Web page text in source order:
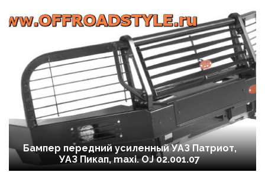
Бампер передний усиленный УАЗ Патриот,
УАЗ Пикап, maxi. OJ 02.001.07